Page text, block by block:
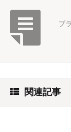
ブ
関連記事